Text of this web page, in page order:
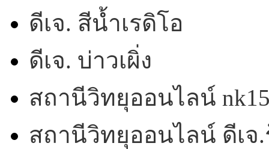
ดีเจ. สีน้ำเรดิโอ
ดีเจ. บ่าวเผิ่ง
สถานีวิทยุออนไลน์
สถานีวิทยุออนไลน์ ดีเจ